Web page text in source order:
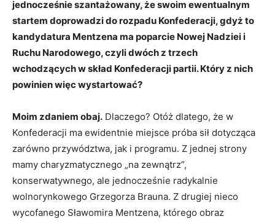
jednocześnie szantażowany, że swoim ewentualnym
startem doprowadzi do rozpadu Konfederacji, gdyż to
kandydatura Mentzena ma poparcie Nowej Nadziei i
Ruchu Narodowego, czyli dwóch z trzech
wchodzących w skład Konfederacji partii. Który z nich
powinien więc wystartować?
Moim zdaniem obaj. Dlaczego? Otóż dlatego, że w
Konfederacji ma ewidentnie miejsce próba sił dotycząca
zarówno przywództwa, jak i programu. Z jednej strony
mamy charyzmatycznego „na zewnątrz”,
konserwatywnego, ale jednocześnie radykalnie
wolnorynkowego Grzegorza Brauna. Z drugiej nieco
wycofanego Sławomira Mentzena, którego obraz